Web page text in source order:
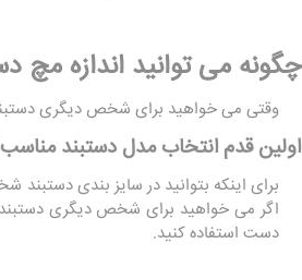
چگونه می توانید اندازه
وقتی می خواهید برای شخص دیگری
اولین قدم انتخاب مدل دستبند
برای اینکه بتوانید در سایز بندی
اگر می خواهید برای شخص دیگری دستبند
دست استفاده کنید.